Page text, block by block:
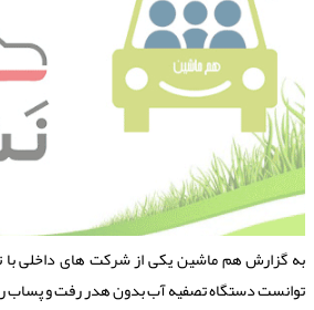
گزارش هم ماشین یكی از شركت های داخلی با
دستگاه تصفیه آب بدون هدر رفت و پساب را